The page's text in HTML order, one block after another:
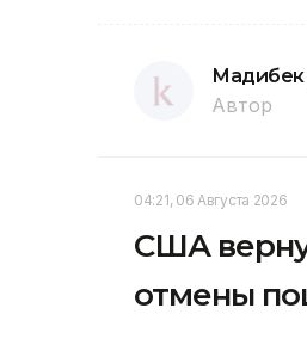
Автор
04:21, 06 Августа 2026
США
отмены